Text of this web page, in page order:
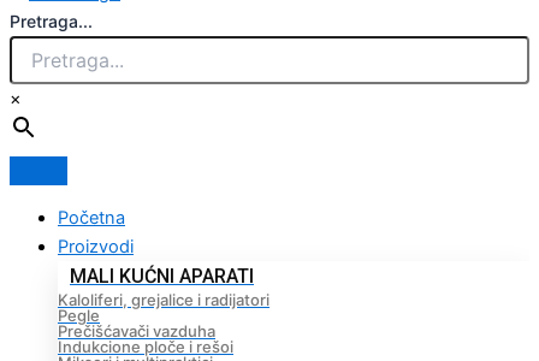
Pretraga...
×
Početna
Proizvodi
MALI KUĆNI APARATI
Kaloliferi, grejalice i radijatori
Pegle
Prečišćavači vazduha
Indukcione ploče i rešoi